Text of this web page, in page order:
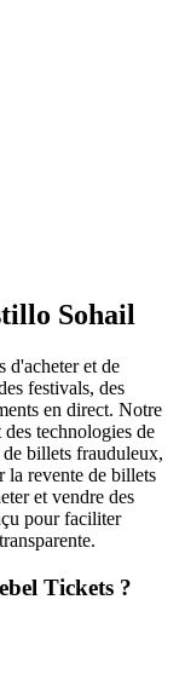
Sohail
d'acheter et de
festivals, des
en direct. Notre
technologies de
billets frauduleux,
la revente de billets
et vendre des
pour faciliter
Tickets ?